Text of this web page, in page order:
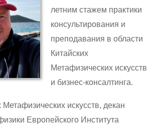
летним стажем практики
консультирования и
преподавания в области
Китайских
Метафизических искусств
и бизнес-консалтинга.
Метафизических искусств, декан
Европейского Института